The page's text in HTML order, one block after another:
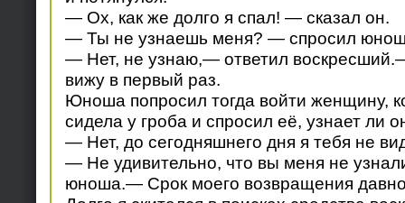
— Ох, как же долго я спал! — сказал он.
— Ты не узнаешь меня? — спросил
— Нет, не узнаю,— ответил
вижу в первый раз.
Юноша попросил тогда войти женщину,
сидела у гроба и спросил её, узнает ли
— Нет, до сегодняшнего дня я тебя не
— Не удивительно, что вы меня не
юноша.— Срок моего возвращения